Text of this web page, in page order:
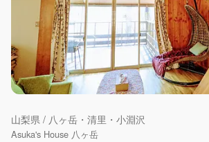
山梨県 / 八ヶ岳・清里・小淵沢
Asuka's House 八ヶ岳